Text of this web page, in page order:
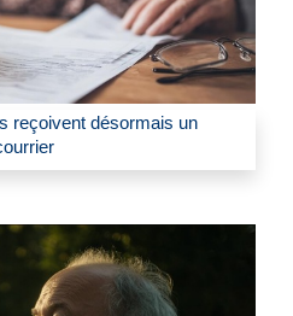
reçoivent désormais un